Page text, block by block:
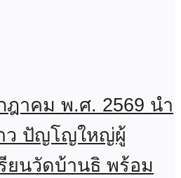
ฎาคม พ.ศ. 2569 นำ
ว ปัญโญใหญ่ผู้
ยนวัดบ้านธิ พร้อม